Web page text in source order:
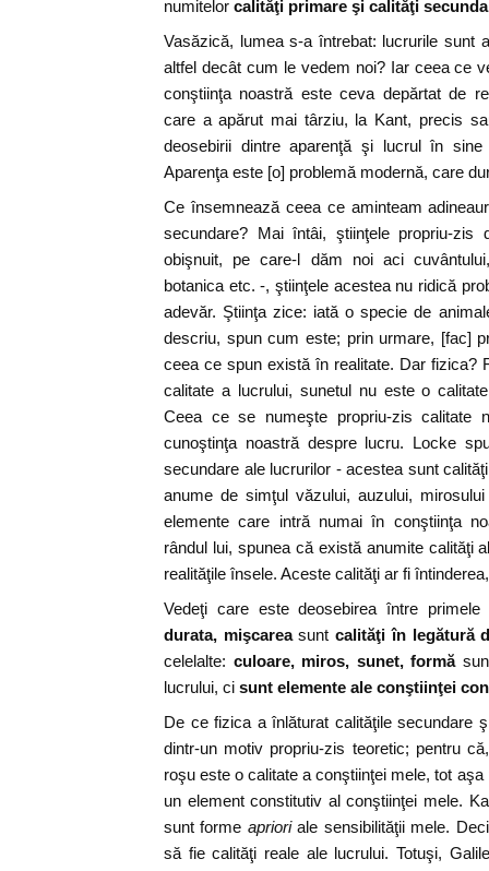
numitelor calităţi primare şi calităţi
Vasăzică, lumea s-a întrebat: lucrurile sunt
altfel decât cum le vedem noi? Iar ceea ce
conştiinţa noastră este ceva depărtat de
care a apărut mai târziu, la Kant, precis
deosebirii dintre aparenţă şi lucrul în
Aparenţa este [o] problemă modernă, care
Ce însemnează ceea ce aminteam
secundare? Mai întâi, ştiinţele propriu-zis
obişnuit, pe care-l dăm noi aci
botanica etc. -, ştiinţele acestea nu ridică
adevăr. Ştiinţa zice: iată o specie de
descriu, spun cum este; prin urmare, [fac]
ceea ce spun există în realitate. Dar fizica?
calitate a lucrului, sunetul nu este o
Ceea ce se numeşte propriu-zis
cunoştinţa noastră despre lucru. Locke
secundare ale lucrurilor - acestea sunt
anume de simţul văzului, auzului,
elemente care intră numai în conştiinţa
rândul lui, spunea că există anumite calităţi
realităţile însele. Aceste calităţi ar fi
Vedeţi care este deosebirea între
durata, mişcareasuntcalităţi în legătură
celelalte: culoare, miros, sunet, formă
lucrului, ci sunt elemente ale conştiinţei
De ce fizica a înlăturat calităţile secundare
dintr-un motiv propriu-zis teoretic; pentru
roşu este o calitate a conştiinţei mele, tot
un element constitutiv al conştiinţei mele.
sunt forme aprioriale sensibilităţii mele.
să fie calităţi reale ale lucrului. Totuşi,